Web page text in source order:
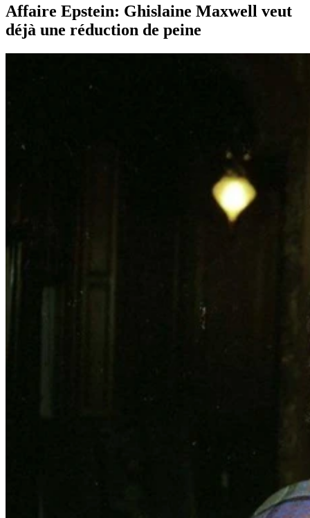
Affaire Epstein: Ghislaine Maxwell veut
déjà une réduction de peine